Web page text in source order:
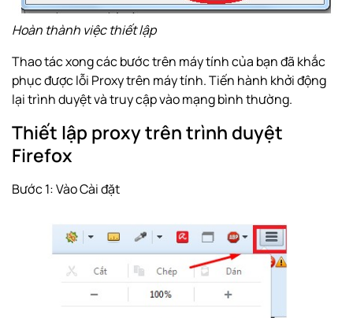
Hoàn thành việc thiết lập
Thao tác xong các bước trên máy tính của bạn đã khắc
phục được lỗi Proxy trên máy tính. Tiến hành khởi động
lại trình duyệt và truy cập vào mạng bình thường.
Thiết lập proxy trên trình duyệt
Firefox
Bước 1: Vào Cài đặt